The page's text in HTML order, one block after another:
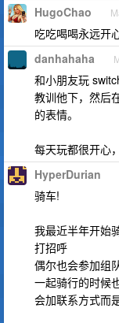
HugoChao
吃吃喝喝永远开
danhahaha
和小朋友玩
教训他下，然后
的表情。
每天玩都很开心
HyperDurian
骑车!
我最近半年开始
打招呼
偶尔也会参加组
一起骑行的时候
会加联系方式而